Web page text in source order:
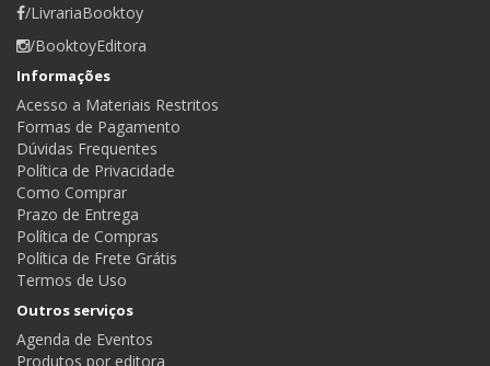
/LivrariaBooktoy
/BooktoyEditora
Informações
Acesso a Materiais Restritos
Formas de Pagamento
Dúvidas Frequentes
Política de Privacidade
Como Comprar
Prazo de Entrega
Política de Compras
Política de Frete Grátis
Termos de Uso
Outros serviços
Agenda de Eventos
Produtos por editora